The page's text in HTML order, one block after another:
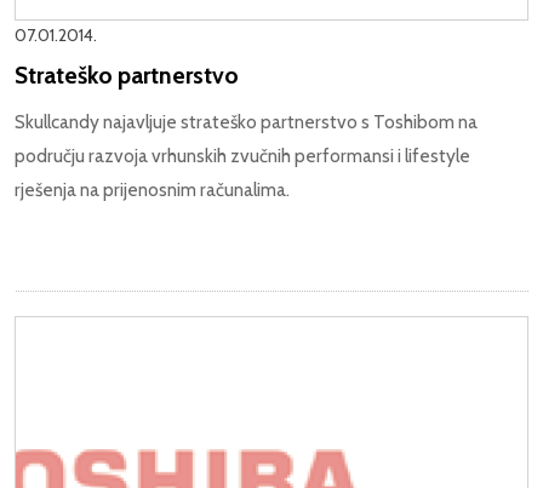
07.01.2014.
Strateško partnerstvo
Skullcandy najavljuje strateško partnerstvo s Toshibom na
području razvoja vrhunskih zvučnih performansi i lifestyle
rješenja na prijenosnim računalima.